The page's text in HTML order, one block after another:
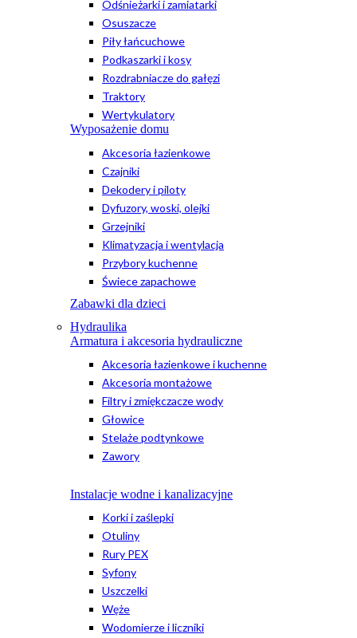
Odśnieżarki i zamiatarki
Osuszacze
Piły łańcuchowe
Podkaszarki i kosy
Rozdrabniacze do gałęzi
Traktory
Wertykulatory
Wyposażenie domu
Akcesoria łazienkowe
Czajniki
Dekodery i piloty
Dyfuzory, woski, olejki
Grzejniki
Klimatyzacja i wentylacja
Przybory kuchenne
Świece zapachowe
Zabawki dla dzieci
Hydraulika
Armatura i akcesoria hydrauliczne
Akcesoria łazienkowe i kuchenne
Akcesoria montażowe
Filtry i zmiękczacze wody
Głowice
Stelaże podtynkowe
Zawory
Instalacje wodne i kanalizacyjne
Korki i zaślepki
Otuliny
Rury PEX
Syfony
Uszczelki
Węże
Wodomierze i liczniki